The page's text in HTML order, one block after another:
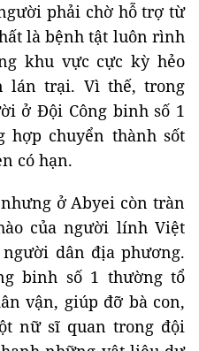
phải chờ hỗ trợ từ
là bệnh tật luôn rình
khu vực cực kỳ hẻo
lán trại. Vì thế, trong
ở Đội Công binh số 1
chuyển thành sốt
có hạn.
ở Abyei còn tràn
của người lính Việt
dân địa phương.
binh số 1 thường tổ
vận, giúp đỡ bà con,
nữ sĩ quan trong đội